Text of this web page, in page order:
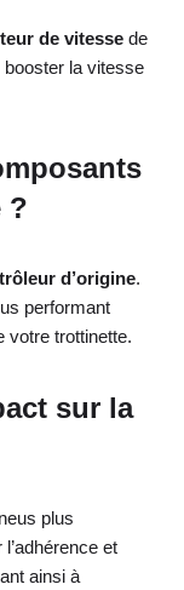
de vitesse de
la vitesse
?
d’origine.
performant
votre trottinette.
sur la
plus
et
ainsi à